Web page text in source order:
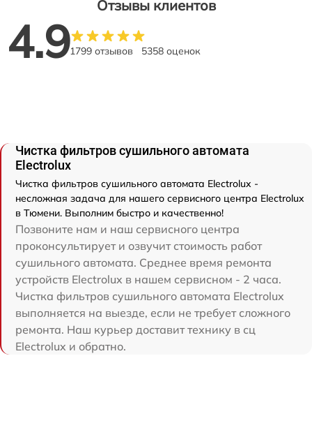
Отзывы клиентов
4.91799 отзывов 5358 оценок
Чистка фильтров сушильного автомата
Electrolux
Чистка фильтров сушильного автомата Electrolux -
несложная задача для нашего сервисного центра Electrolux
в Тюмени. Выполним быстро и качественно!
Позвоните нам и наш сервисного центра
проконсультирует и озвучит стоимость работ
сушильного автомата. Среднее время ремонта
устройств Electrolux в нашем сервисном - 2 часа.
Чистка фильтров сушильного автомата Electrolux
выполняется на выезде, если не требует сложного
ремонта. Наш курьер доставит технику в сц
Electrolux и обратно.